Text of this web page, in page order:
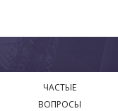
ЧАСТЫЕ
ВОПРОСЫ